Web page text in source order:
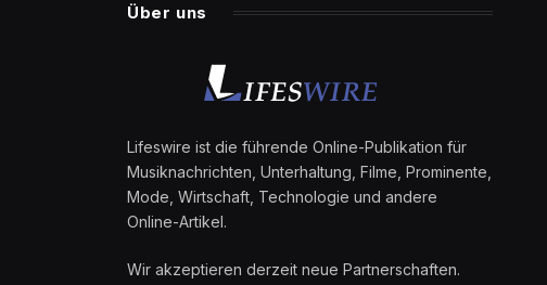
Über uns
Lifeswire ist die führende Online-Publikation für
Musiknachrichten, Unterhaltung, Filme, Prominente,
Mode, Wirtschaft, Technologie und andere
Online-Artikel.
Wir akzeptieren derzeit neue Partnerschaften.